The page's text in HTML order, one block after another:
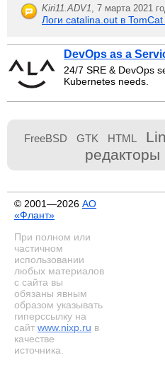
Kiri11.ADV1, 7 марта 2021
Логи catalina.out в
DevOps as a
24/7 SRE & DevOps
Kubernetes needs.
FreeBSD GTK HTML
редакторы
© 2001—2026 АО
«Флант»
При полном или
частичном
использовании
любых материалов
с сайта вы
обязаны явным
образом указывать
гиперссылку на
сайт www.nixp.ru в
качестве
источника.